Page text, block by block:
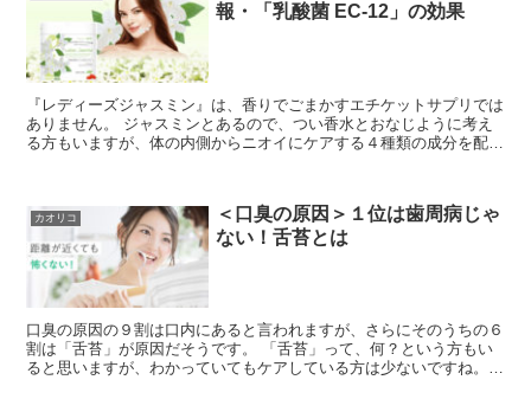
報・「乳酸菌 EC-12」の効果
『レディーズジャスミン』は、香りでごまかすエチケットサプリでは
ありません。 ジャスミンとあるので、つい香水とおなじように考え
る方もいますが、体の内側からニオイにケアする４種類の成分を配合
カオリコ
＜口臭の原因＞１位は歯周病じゃ
ない！舌苔とは
口臭の原因の９割は口内にあると言われますが、さらにそのうちの６
割は「舌苔」が原因だそうです。 「舌苔」って、何？という方もい
ると思いますが、わかっていてもケアしている方は少ないですね。